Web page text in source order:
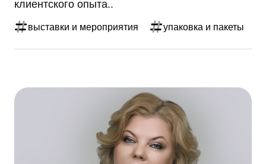
клиентского опыта..
выставки и мероприятия упаковка и пакеты